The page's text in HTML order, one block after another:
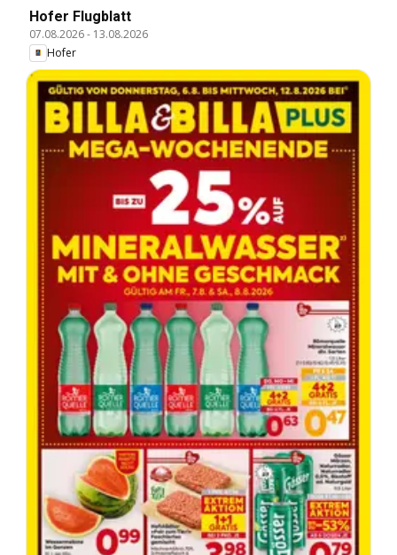
Hofer Flugblatt
07.08.2026- 13.08.2026
Hofer